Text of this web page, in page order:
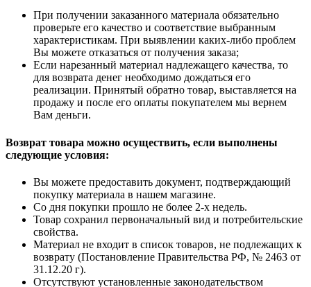
При получении заказанного материала обязательно
проверьте его качество и соответствие выбранным
характеристикам. При выявлении каких-либо проблем
Вы можете отказаться от получения заказа;
Если нарезанный материал надлежащего качества, то
для возврата денег необходимо дождаться его
реализации. Принятый обратно товар, выставляется на
продажу и после его оплаты покупателем мы вернем
Вам деньги.
Возврат товара можно осуществить, если выполнены
следующие условия:
Вы можете предоставить документ, подтверждающий
покупку материала в нашем магазине.
Со дня покупки прошло не более 2-х недель.
Товар сохранил первоначальный вид и потребительские
свойства.
Материал не входит в список товаров, не подлежащих к
возврату (Постановление Правительства РФ, № 2463 от
31.12.20 г).
Отсутствуют установленные законодательством